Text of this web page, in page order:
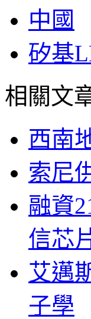
中國
矽基
相關文
西南
索尼
融資
信芯
艾邁
子學